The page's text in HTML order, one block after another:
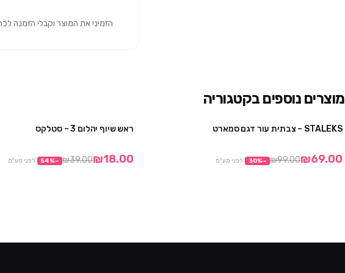
הזמיני את המוצר וקבלי הזמנה לכתוב את
מוצרים נוספים בקטגוריה
STALEKS – צבתית עור דגם סמארט
₪69.00
₪99.00
−
30% לפני מע"מ
ראש שיוף יהלום 3 – סטלקס
₪18.00
₪39.00
−
54% לפני מע"מ